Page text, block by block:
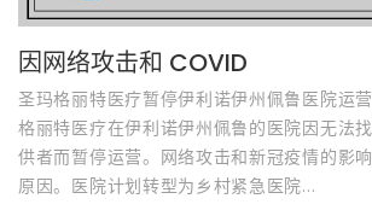
因网络攻击和 COVID
圣玛格丽特医疗暂停伊利诺伊州佩鲁医院运
格丽特医疗在伊利诺伊州佩鲁的医院因无法
供者而暂停运营。网络攻击和新冠疫情的影
原因。医院计划转型为乡村紧急医院...